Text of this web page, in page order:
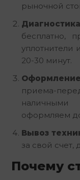
рыночной
бесплатно,
уплотнители
20-30 минут.
приема-
оформляем
Вывоз
за свой счет,
Почему